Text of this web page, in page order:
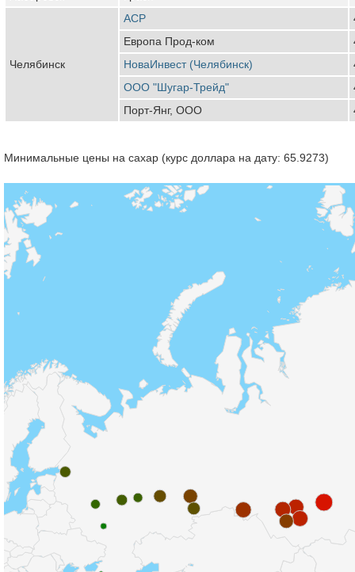
Челябинск
АСР
Европа Прод-ком
НоваИнвест (Челябинск)
ООО "Шугар-Трейд"
Порт-Янг, ООО
Минимальные цены на сахар (курс доллара на дату: 65.9273)